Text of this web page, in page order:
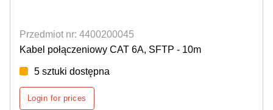
Przedmiot nr: 4400200045
Kabel połączeniowy CAT 6A, SFTP - 10m
5 sztuki dostępna
Login for prices